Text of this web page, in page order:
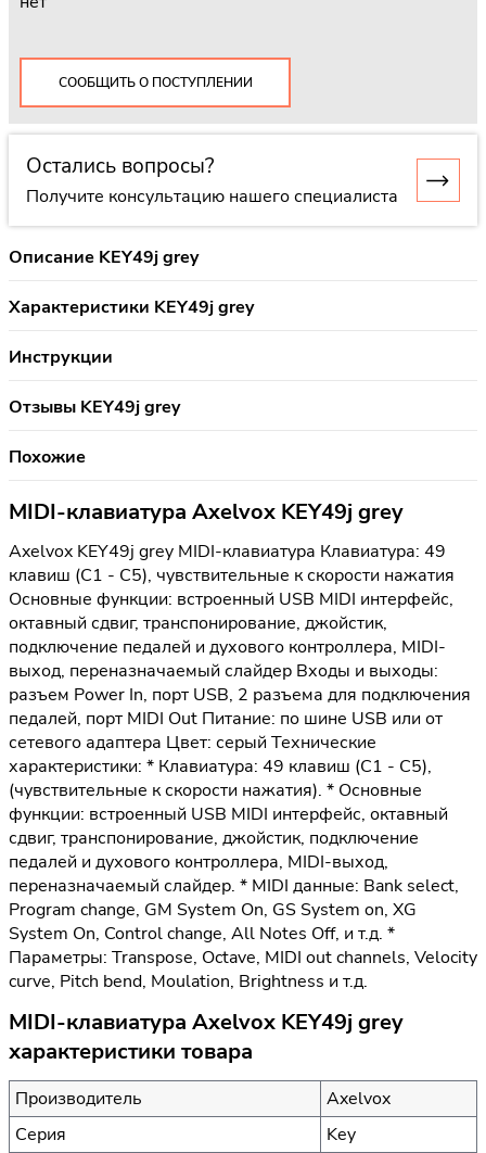
СООБЩИТЬ О ПОСТУПЛЕНИИ
Остались вопросы?
Получите консультацию нашего специалиста
Описание KEY49j grey
Характеристики KEY49j grey
Инструкции
Отзывы KEY49j grey
Похожие
MIDI-клавиатура Axelvox KEY49j grey
Axelvox KEY49j grey MIDI-клавиатура Клавиатура: 49
клавиш (C1 - C5), чувствительные к скорости нажатия
Основные функции: встроенный USB MIDI интерфейс,
октавный сдвиг, транспонирование, джойстик,
подключение педалей и духового контроллера, MIDI-
выход, переназначаемый слайдер Входы и выходы:
разъем Power In, порт USB, 2 разъема для подключения
педалей, порт MIDI Out Питание: по шине USB или от
сетевого адаптера Цвет: серый Технические
характеристики: * Клавиатура: 49 клавиш (C1 - C5),
(чувствительные к скорости нажатия). * Основные
функции: встроенный USB MIDI интерфейс, октавный
сдвиг, транспонирование, джойстик, подключение
педалей и духового контроллера, MIDI-выход,
переназначаемый слайдер. * MIDI данные: Bank select,
Program change, GM System On, GS System on, XG
System On, Control change, All Notes Off, и т.д. *
Параметры: Transpose, Octave, MIDI out channels, Velocity
curve, Pitch bend, Moulation, Brightness и т.д.
MIDI-клавиатура Axelvox KEY49j grey
характеристики товара
Производитель
Axelvox
Серия
Key